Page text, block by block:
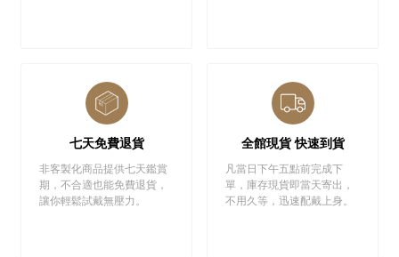
七天免費退貨
非客製化商品提供七天鑑賞
期，不合適也能免費退貨，
讓你輕鬆試戴無壓力。
全館現貨 快速到貨
凡當日下午五點前完成下
單，庫存現貨即當天寄出，
不用久等，迅速配戴上身。